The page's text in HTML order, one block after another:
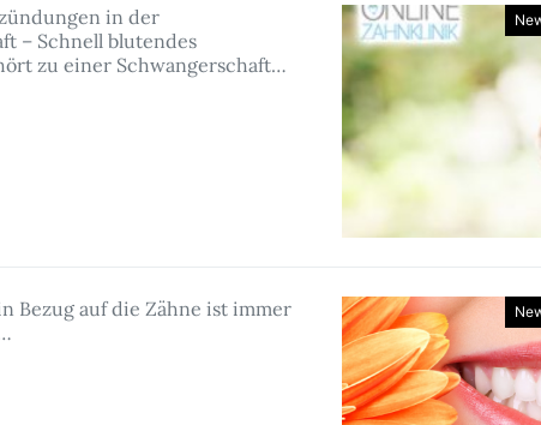
in der
– Schnell blutendes
zu einer Schwangerschaft…
Bezug auf die Zähne ist immer